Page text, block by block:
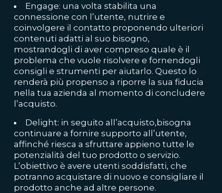
Engage: una volta stabilita una
connessione con l’utente, nutrire e
coinvolgere il contatto proponendo ulteriori
contenuti adatti al suo bisogno,
mostrandogli di aver compreso quale è il
problema che vuole risolvere e fornendogli
consigli e strumenti per aiutarlo. Questo lo
renderà più propenso a riporre la sua fiducia
nella tua azienda al momento di concludere
l’acquisto.
Delight: in seguito all’acquisto,bisogna
continuare a fornire supporto all’utente,
affinché riesca a sfruttare appieno tutte le
potenzialità del tuo prodotto o servizio.
L’obiettivo è avere utenti soddisfatti, che
potranno acquistare di nuovo e consigliare il
prodotto anche ad altre persone.